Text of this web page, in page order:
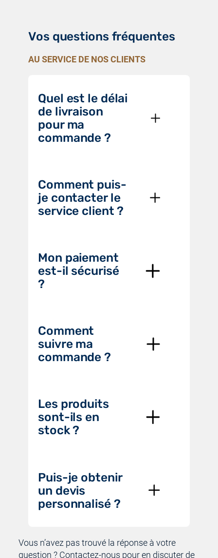
Vos questions fréquentes
AU SERVICE DE NOS CLIENTS
Quel est le délai
de livraison
pour ma
commande ?
Comment puis-
je contacter le
service client ?
Mon paiement
est-il sécurisé
?
Comment
suivre ma
commande ?
Les produits
sont-ils en
stock ?
Puis-je obtenir
un devis
personnalisé ?
Vous n’avez pas trouvé la réponse à votre
question ? Contactez-nous pour en discuter de